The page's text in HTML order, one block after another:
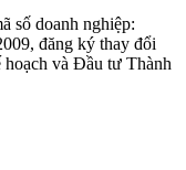
số doanh nghiệp:
đăng ký thay đổi
và Đầu tư Thành